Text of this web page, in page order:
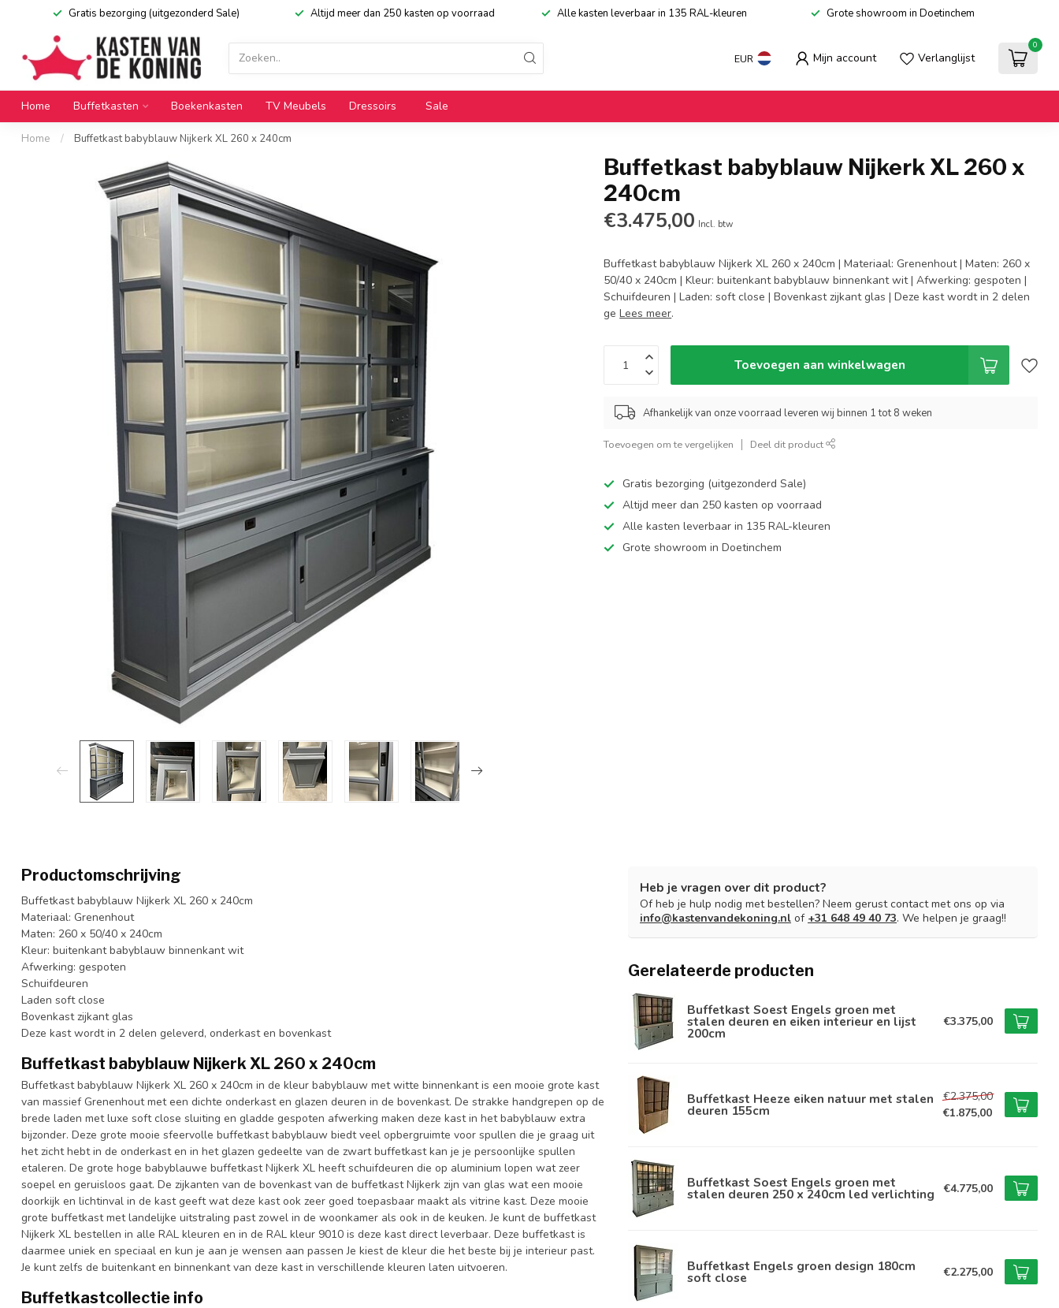
Gratis bezorging (uitgezonderd Sale) Altijd meer dan 250 kasten op voorraad Alle kasten leverbaar in 135 RAL-kleuren Grote showroom in Doetinchem
EUR Mijn account Verlanglijst
0
Home Buffetkasten Boekenkasten TV Meubels Dressoirs Sale
Home / Buffetkast babyblauw Nijkerk XL 260 x 240cm
Buffetkast babyblauw Nijkerk XL 260 x
240cm
€3.475,00 Incl. btw
Buffetkast babyblauw Nijkerk XL 260 x 240cm | Materiaal: Grenenhout | Maten: 260 x
50/40 x 240cm | Kleur: buitenkant babyblauw binnenkant wit | Afwerking: gespoten |
Schuifdeuren | Laden: soft close | Bovenkast zijkant glas | Deze kast wordt in 2 delen
geLees meer.
Toevoegen aan winkelwagen
Afhankelijk van onze voorraad leveren wij binnen 1 tot 8 weken
Toevoegen om te vergelijken Deel dit product
Gratis bezorging (uitgezonderd Sale)
Altijd meer dan 250 kasten op voorraad
Alle kasten leverbaar in 135 RAL-kleuren
Grote showroom in Doetinchem
Productomschrijving
Buffetkast babyblauw Nijkerk XL 260 x 240cm
Materiaal: Grenenhout
Maten: 260 x 50/40 x 240cm
Kleur: buitenkant babyblauw binnenkant wit
Afwerking: gespoten
Schuifdeuren
Laden soft close
Bovenkast zijkant glas
Deze kast wordt in 2 delen geleverd, onderkast en bovenkast
Buffetkast babyblauw Nijkerk XL 260 x 240cm
Buffetkast babyblauw Nijkerk XL 260 x 240cm in de kleur babyblauw met witte binnenkant is een mooie grote kast
van massief Grenenhout met een dichte onderkast en glazen deuren in de bovenkast. De strakke handgrepen op de
brede laden met luxe soft close sluiting en gladde gespoten afwerking maken deze kast in het babyblauw extra
bijzonder. Deze grote mooie sfeervolle buffetkast babyblauw biedt veel opbergruimte voor spullen die je graag uit
het zicht hebt in de onderkast en in het glazen gedeelte van de zwart buffetkast kan je je persoonlijke spullen
etaleren. De grote hoge babyblauwe buffetkast Nijkerk XL heeft schuifdeuren die op aluminium lopen wat zeer
soepel en geruisloos gaat. De zijkanten van de bovenkast van de buffetkast Nijkerk zijn van glas wat een mooie
doorkijk en lichtinval in de kast geeft wat deze kast ook zeer goed toepasbaar maakt als vitrine kast. Deze mooie
grote buffetkast met landelijke uitstraling past zowel in de woonkamer als ook in de keuken. Je kunt de buffetkast
Nijkerk XL bestellen in alle RAL kleuren en in de RAL kleur 9010 is deze kast direct leverbaar. Deze buffetkast is
daarmee uniek en speciaal en kun je aan je wensen aan passen Je kiest de kleur die het beste bij je interieur past.
Je kunt zelfs de buitenkant en binnenkant van deze kast in verschillende kleuren laten uitvoeren.
Buffetkastcollectie info
Heb je vragen over dit product?
Of heb je hulp nodig met bestellen? Neem gerust contact met ons op via
info@kastenvandekoning.nl of +31 648 49 40 73. We helpen je graag!!
Gerelateerde producten
Buffetkast Soest Engels groen met
stalen deuren en eiken interieur en lijst
200cm
€3.375,00
Buffetkast Heeze eiken natuur met stalen
deuren 155cm
€2.375,00
€1.875,00
Buffetkast Soest Engels groen met
stalen deuren 250 x 240cm led verlichting €4.775,00
Buffetkast Engels groen design 180cm
soft close €2.275,00